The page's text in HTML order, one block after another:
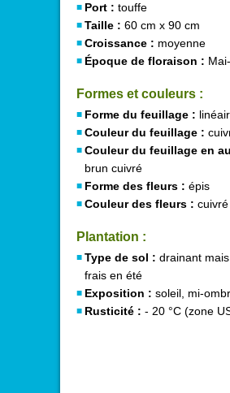
Port : touffe
Taille : 60 cm x 90 cm
Croissance : moyenne
Époque de floraison :
Formes et couleurs :
Forme du feuillage :
Couleur du feuillage :
Couleur du feuillage en
brun cuivré
Forme des fleurs : épis
Couleur des fleurs : cuivré
Plantation :
Type de sol : drainant
frais en été
Exposition : soleil, mi-
Rusticité : - 20 °C (zone